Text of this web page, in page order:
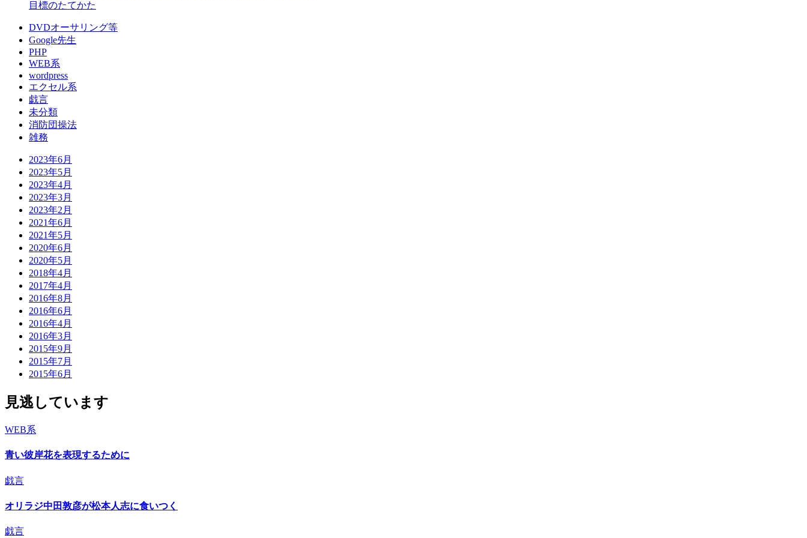
目標のたてかた
DVDオーサリング等
Google先生
PHP
WEB系
wordpress
エクセル系
戯言
未分類
消防団操法
雑務
2023年6月
2023年5月
2023年4月
2023年3月
2023年2月
2021年6月
2021年5月
2020年6月
2020年5月
2018年4月
2017年4月
2016年8月
2016年6月
2016年4月
2016年3月
2015年9月
2015年7月
2015年6月
見逃しています
WEB系
青い彼岸花を表現するために
戯言
オリラジ中田敦彦が松本人志に食いつく
戯言